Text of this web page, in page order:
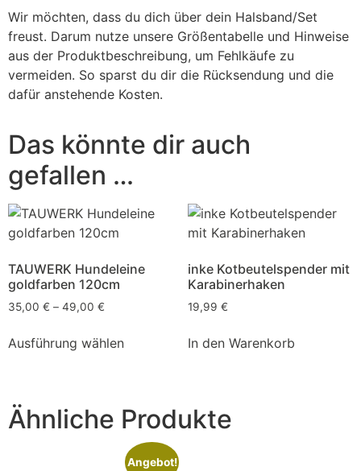
Wir möchten, dass du dich über dein Halsband/Set
freust. Darum nutze unsere Größentabelle und Hinweise
aus der Produktbeschreibung, um Fehlkäufe zu
vermeiden. So sparst du dir die Rücksendung und die
dafür anstehende Kosten.
Das könnte dir auch
gefallen …
TAUWERK Hundeleine
goldfarben 120cm
35,00 € – 49,00 €
Ausführung wählen
inke Kotbeutelspender mit
Karabinerhaken
19,99 €
In den Warenkorb
Ähnliche Produkte
Angebot!